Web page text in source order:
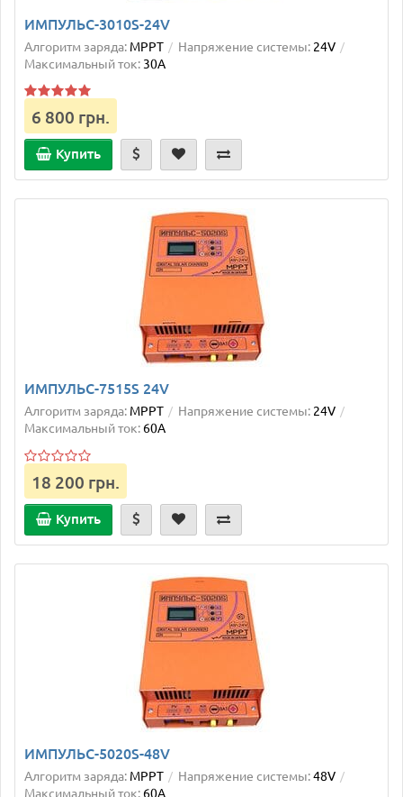
ИМПУЛЬС-3010S-24V
Алгоритм заряда: MPPT Напряжение системы: 24V
Максимальный ток: 30А
6 800 грн.
Купить
ИМПУЛЬС-7515S 24V
Алгоритм заряда: MPPT Напряжение системы: 24V
Максимальный ток: 60А
18 200 грн.
Купить
ИМПУЛЬС-5020S-48V
Алгоритм заряда: MPPT Напряжение системы:48V
Максимальный ток: 60А